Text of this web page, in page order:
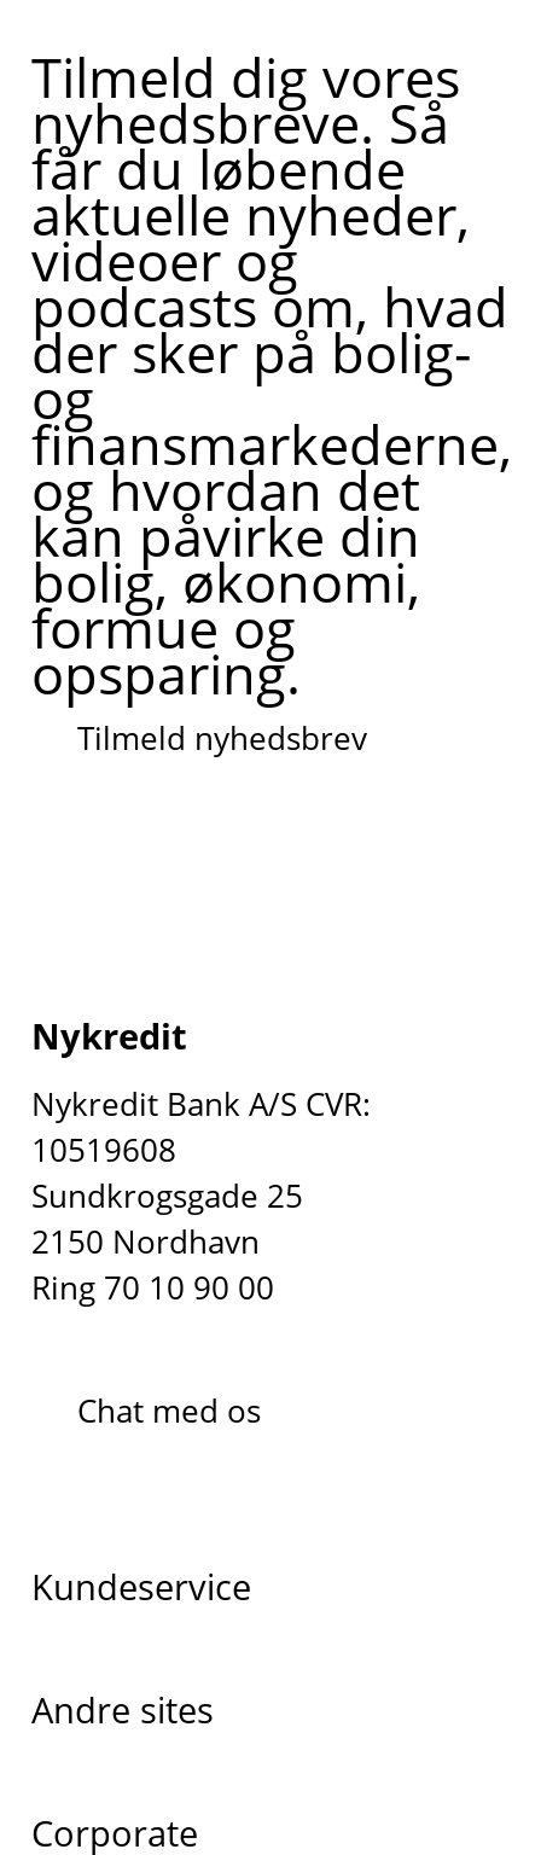
Tilmeld dig vores
nyhedsbreve. Så
får du løbende
aktuelle nyheder,
videoer og
podcasts om, hvad
der sker på bolig-
og
finansmarkederne,
og hvordan det
kan påvirke din
bolig, økonomi,
formue og
opsparing.
Tilmeld nyhedsbrev
Nykredit
Nykredit Bank A/S CVR:
10519608
Sundkrogsgade 25
2150 Nordhavn
Ring 70 10 90 00
Chat med os
Kundeservice
Andre sites
Corporate